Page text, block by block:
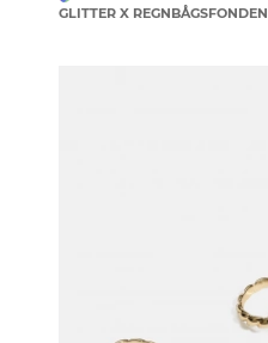
GLITTER X REGNBÅGSFONDEN